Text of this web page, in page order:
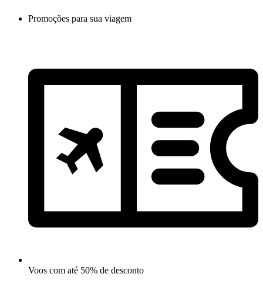
Promoções para sua viagem
Voos com até 50% de desconto